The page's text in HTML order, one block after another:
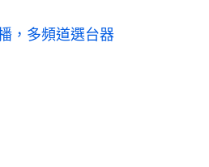
，多頻道選台器